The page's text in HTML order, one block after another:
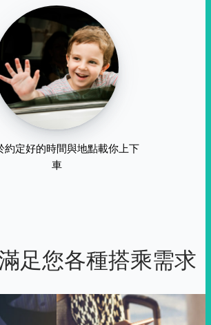
約定好的時間與地點載你上下
車
足您各種搭乘需求